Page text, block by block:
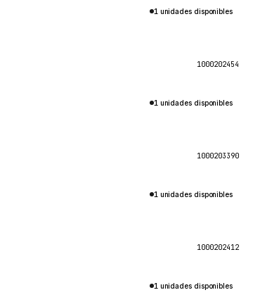
1 unidades disponibles
1000202454
1 unidades disponibles
1000203390
1 unidades disponibles
1000202412
1 unidades disponibles